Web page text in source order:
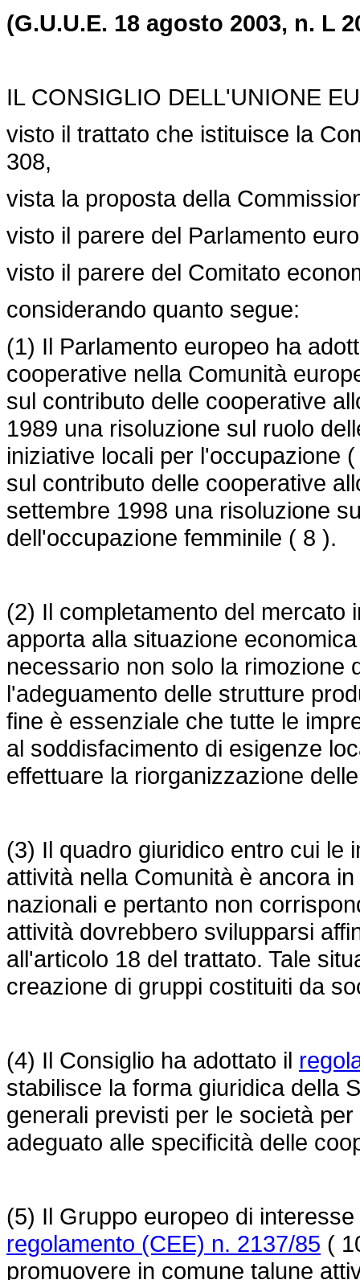
(G.U.U.E. 18 agosto 2003, n. L
IL CONSIGLIO DELL'UNIONE
visto il trattato che istituisce la
308,
vista la proposta della
visto il parere del Parlamento
visto il parere del Comitato
considerando quanto segue:
(1) Il Parlamento europeo ha
cooperative nella Comunità
sul contributo delle cooperative
1989 una risoluzione sul ruolo
iniziative locali per l'occupazione
sul contributo delle cooperative
settembre 1998 una risoluzione
dell'occupazione femminile ( 8 ).
(2) Il completamento del mercato
apporta alla situazione
necessario non solo la rimozione
l'adeguamento delle strutture
fine è essenziale che tutte le
al soddisfacimento di esigenze
effettuare la riorganizzazione
(3) Il quadro giuridico entro cui le
attività nella Comunità è ancora
nazionali e pertanto non
attività dovrebbero svilupparsi
all'articolo 18 del trattato. Tale
creazione di gruppi costituiti da
(4) Il Consiglio ha adottato il
stabilisce la forma giuridica della
generali previsti per le società
adeguato alle specificità delle
(5) Il Gruppo europeo di
regolamento (CEE) n. 2137/85 (
promuovere in comune talune